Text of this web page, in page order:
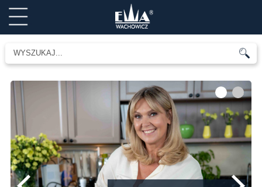
1 2